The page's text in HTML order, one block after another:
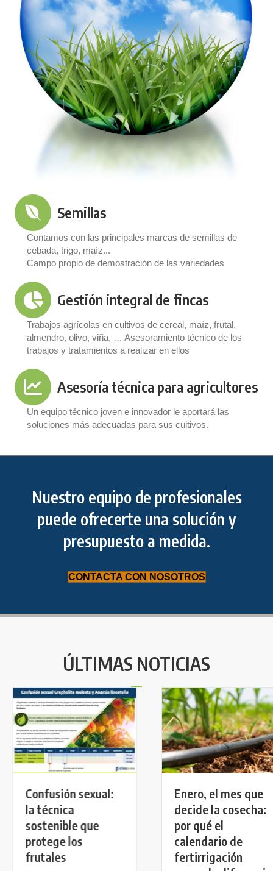
Semillas
Contamos con las principales marcas de semillas de
cebada, trigo, maíz...
Campo propio de demostración de las variedades
Gestión integral de fincas
Trabajos agrícolas en cultivos de cereal, maíz, frutal,
almendro, olivo, viña, … Asesoramiento técnico de los
trabajos y tratamientos a realizar en ellos
Asesoría técnica para agricultores
Un equipo técnico joven e innovador le aportará las
soluciones más adecuadas para sus cultivos.
Nuestro equipo de profesionales
puede ofrecerte una solución y
presupuesto a medida.
CONTACTA CON NOSOTROS
ÚLTIMAS NOTICIAS
Confusión sexual:
la técnica
sostenible que
protege los
frutales
Enero, el mes que
decide la cosecha:
por qué el
calendario de
fertirrigación